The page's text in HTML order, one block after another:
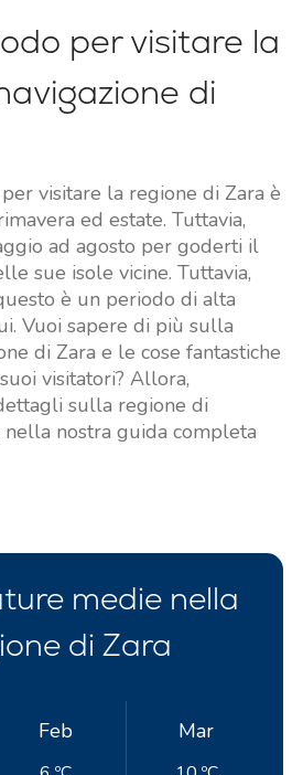
per visitare la
di
visitare la regione di Zara è
ed estate. Tuttavia,
ad agosto per goderti il
sue isole vicine. Tuttavia,
è un periodo di alta
Vuoi sapere di più sulla
di Zara e le cose fantastiche
visitatori? Allora,
sulla regione di
nella nostra guida completa
medie nella
di Zara
Feb Mar